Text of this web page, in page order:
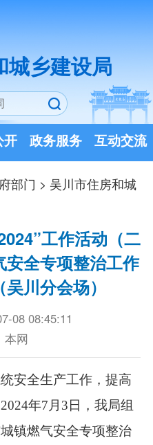
城乡建设局
开 政务服务 互动交流
部门 > 吴川市住房和城
工作活动（二
全专项整治工作
川分会场）
08 08:45:11
本网
安全生产工作，提高
年7月3日，我局组
镇燃气安全专项整治